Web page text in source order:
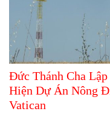
Đức Thánh Cha
Hiện Dự Án Nông
Vatican